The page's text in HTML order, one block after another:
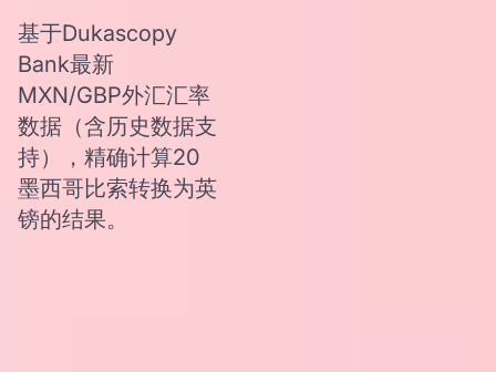
基于Dukascopy
Bank最新
MXN/GBP外汇汇率
数据（含历史数据支
持），精确计算20
墨西哥比索转换为英
镑的结果。